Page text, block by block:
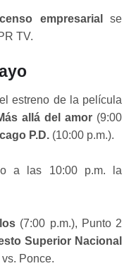
empresarial
se
TV.
estreno de la película
allá del amor(9:00
P.D. (10:00 p.m.).
a las 10:00 p.m. la
(7:00 p.m.), Punto 2
Superior Nacional
Ponce.